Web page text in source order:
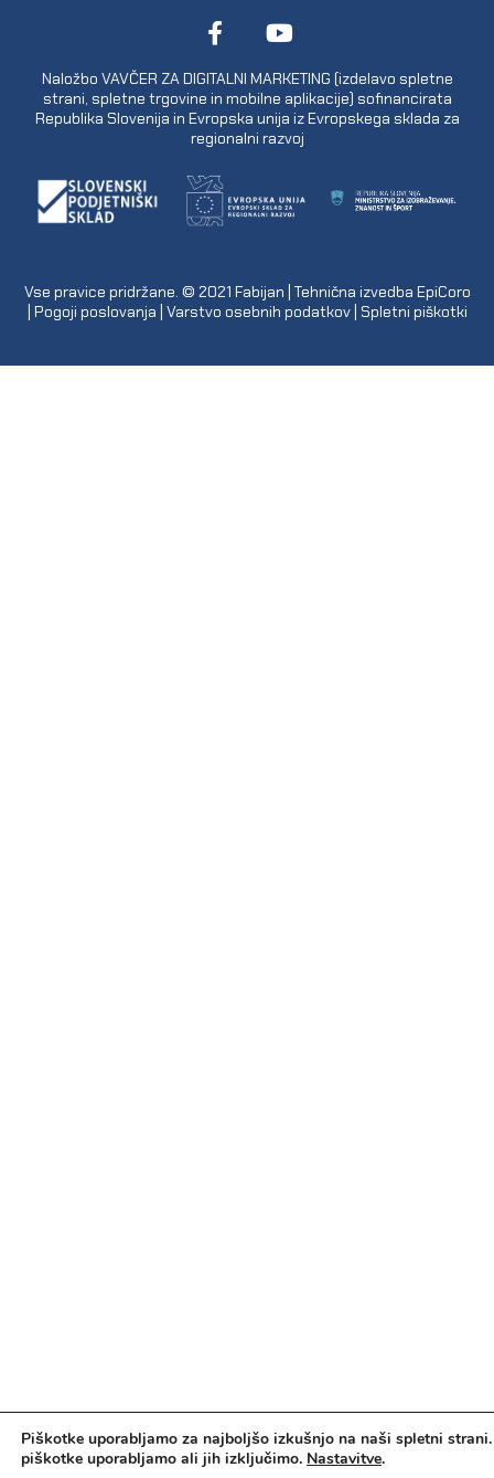
Naložbo VAVČER ZA DIGITALNI MARKETING (izdelavo spletne
strani, spletne trgovine in mobilne aplikacije) sofinancirata
Republika Slovenija in Evropska unija iz Evropskega sklada za
regionalni razvoj
Vse pravice pridržane. © 2021 Fabijan | Tehnična izvedba EpiCoro
Pogoji poslovanja Varstvo osebnih podatkov| Spletni piškotki
Piškotke uporabljamo za najboljšo izkušnjo na naši spletni
piškotke uporabljamo ali jih izključimo. Nastavitve.